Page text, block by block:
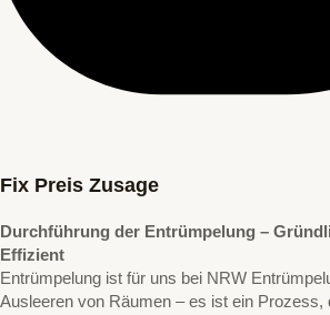
Fix Preis Zusage
Durchführung der Entrümpelung –
Effizient
Entrümpelung ist für uns bei NRW
Ausleeren von Räumen – es ist ein Prozess,